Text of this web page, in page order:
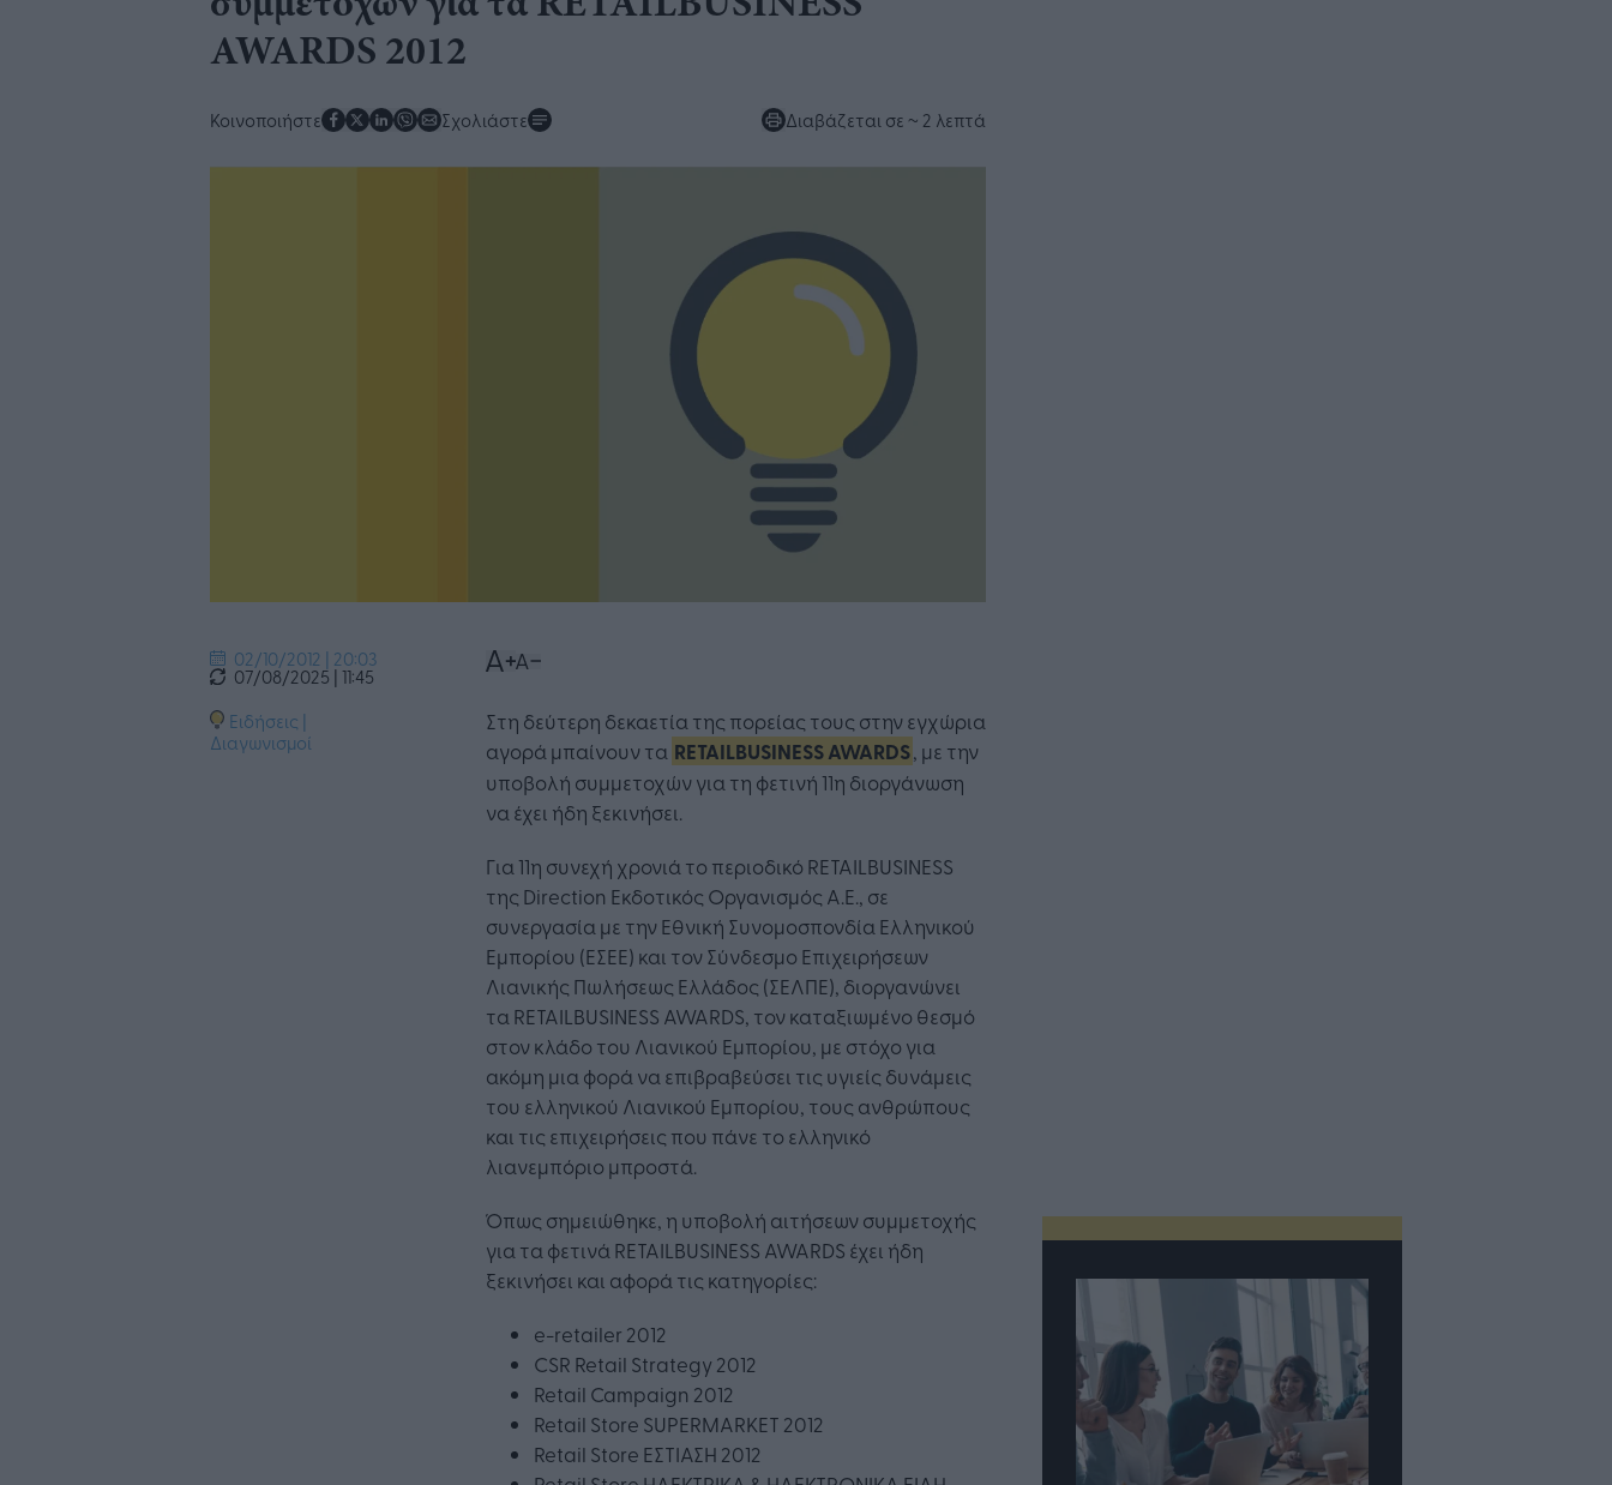
AWARDS 2012
Κοινοποιήστε Σχολιάστε Διαβάζεται σε ~ 2 λεπτά
02/10/2012 | 20:03
07/08/2025 | 11:45
Ειδήσεις |
Διαγωνισμοί
Στη δεύτερη δεκαετία της πορείας τους στην εγχώρια
αγορά μπαίνουν τα RETAILBUSINESS AWARDS, με την
υποβολή συμμετοχών για τη φετινή 11η διοργάνωση
να έχει ήδη ξεκινήσει.
Για 11η συνεχή χρονιά το περιοδικό RETAILBUSINESS
της Direction Εκδοτικός Οργανισμός A.E., σε
συνεργασία με την Εθνική Συνομοσπονδία Ελληνικού
Εμπορίου (ΕΣΕΕ) και τον Σύνδεσμο Επιχειρήσεων
Λιανικής Πωλήσεως Ελλάδoς (ΣΕΛΠΕ), διοργανώνει
τα RETAILBUSINESS AWARDS, τον καταξιωμένο θεσμό
στον κλάδο του Λιανικού Εμπορίου, με στόχο για
ακόμη μια φορά να επιβραβεύσει τις υγιείς δυνάμεις
του ελληνικού Λιανικού Εμπορίου, τους ανθρώπους
και τις επιχειρήσεις που πάνε το ελληνικό
λιανεμπόριο μπροστά.
Όπως σημειώθηκε, η υποβολή αιτήσεων συμμετοχής
για τα φετινά RETAILBUSINESS AWARDS έχει ήδη
ξεκινήσει και αφορά τις κατηγορίες:
e-retailer 2012
CSR Retail Strategy 2012
Retail Campaign 2012
Retail Store SUPERMARKET 2012
Retail Store ΕΣΤΙΑΣΗ 2012